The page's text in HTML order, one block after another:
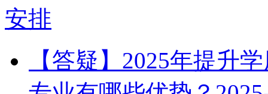
安排
【答疑】2025年提升